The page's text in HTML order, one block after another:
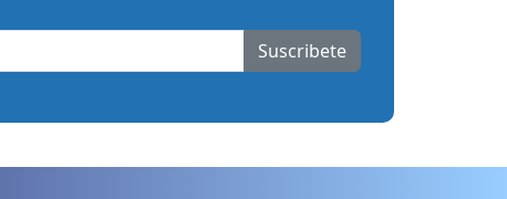
Suscribete